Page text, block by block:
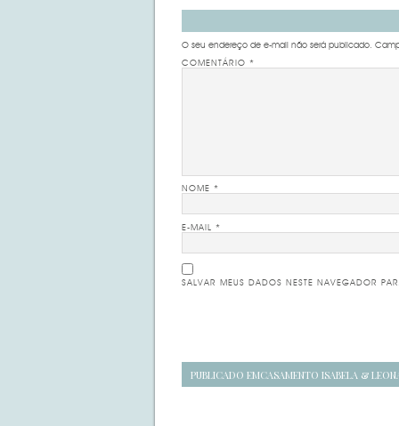
O seu endereço de e-mail não será publicado.
COMENTÁRIO *
NOME *
E-MAIL *
SALVAR MEUS DADOS NESTE NAVEGADOR
Navegação
PUBLICADO EMCASAMENTO ISABELA &